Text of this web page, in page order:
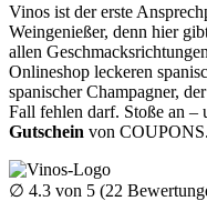
Vinos ist der erste
Weingenießer, denn hier
allen
Onlineshop leckeren
spanischer Champagner,
Fall fehlen darf. Stoße an –
Gutschein von COUPONS
∅ 4.3 von 5 (22